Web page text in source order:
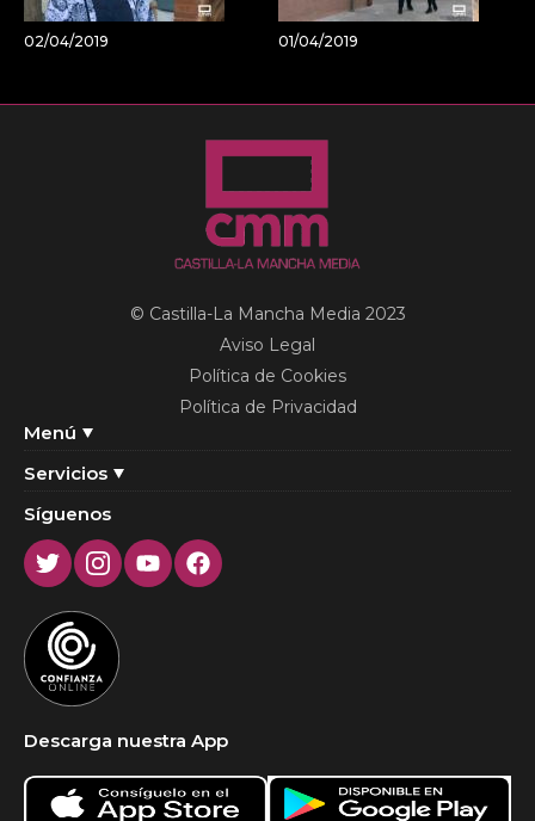
02/04/2019 01/04/2019
Menú
Servicios
© Castilla-La Mancha Media 2023
Aviso Legal
Política de Cookies
Política de Privacidad
Síguenos
TwitterInstagram
YoutubeFacebook
Descarga nuestra App